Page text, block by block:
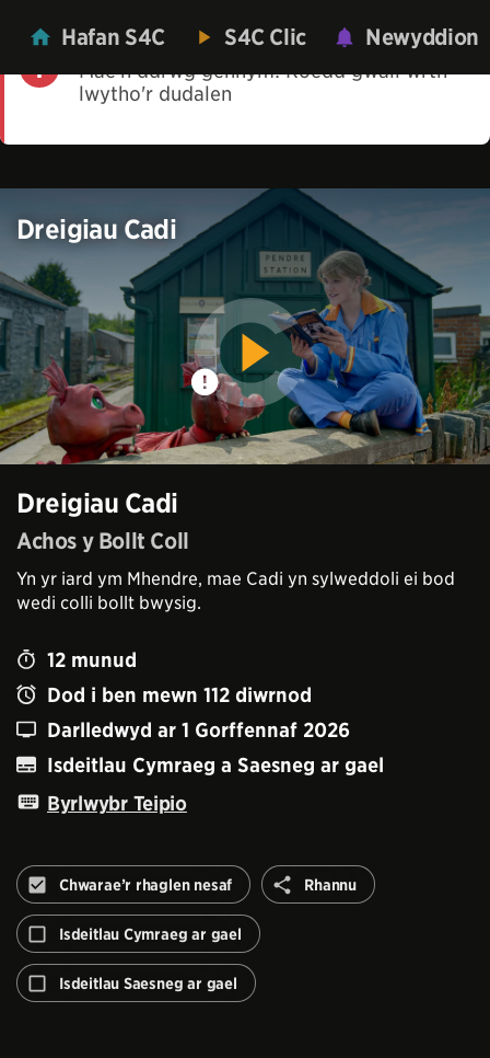
Hafan S4C S4C Clic Newyddion
Mae'n ddrwg gennym! Roedd gwall wrth
lwytho'r dudalen
Dreigiau Cadi
Dreigiau Cadi
Achos y Bollt Coll
Yn yr iard ym Mhendre, mae Cadi yn sylweddoli ei bod
wedi colli bollt bwysig.
12 munud
Dod i ben mewn 112 diwrnod
Darlledwyd ar 1 Gorffennaf 2026
Isdeitlau Cymraeg a Saesneg ar gael
Byrlwybr Teipio
Chwarae’r rhaglen nesaf
Peidiwch
â
awtomeiddio'r
rhaglen
nesaf
Rhannu Rhannu
Isdeitlau Cymraeg ar gael
Isdeitlau Saesneg ar gael